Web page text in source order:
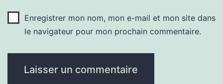
Enregistrer mon nom, mon e-mail et mon site dans
le navigateur pour mon prochain commentaire.